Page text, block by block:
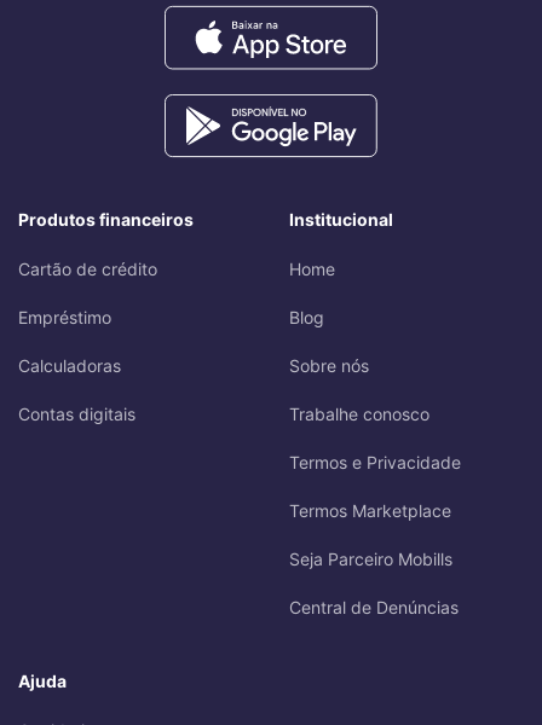
Produtos financeiros
Cartão de crédito
Empréstimo
Calculadoras
Contas digitais
Institucional
Home
Blog
Sobre nós
Trabalhe conosco
Termos e Privacidade
Termos Marketplace
Seja Parceiro Mobills
Central de Denúncias
Ajuda